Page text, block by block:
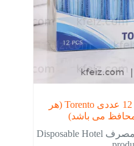
مسواک هتلی تورنتو بسته 12 عددی Torento (هر
می باشد)
محصولات هتلی یکبار مصرف Disposable Hotel